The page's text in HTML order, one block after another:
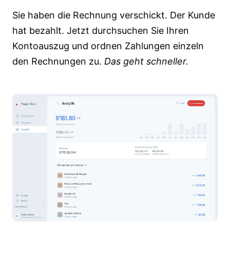
Sie haben die Rechnung verschickt. Der Kunde
hat bezahlt. Jetzt durchsuchen Sie Ihren
Kontoauszug und ordnen Zahlungen einzeln
den Rechnungen zu. Das geht schneller.